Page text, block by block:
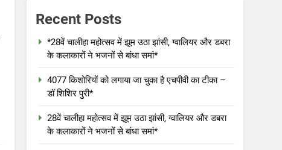
Recent Posts
*28वें चालीहा महोत्सव में झूम उठा झांसी, ग्वालियर और डबरा
के कलाकारों ने भजनों से बांधा समां*
4077 किशोरियों को लगाया जा चुका है एचपीवी का टीका –
डॉ शिशिर पुरी*
28वें चालीहा महोत्सव में झूम उठा झांसी, ग्वालियर और डबरा
के कलाकारों ने भजनों से बांधा समां*